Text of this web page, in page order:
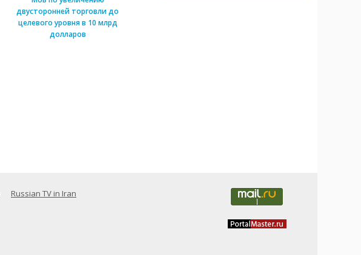
двусторонней торговли до
целевого уровня в 10 млрд
долларов
Russian TV in Iran